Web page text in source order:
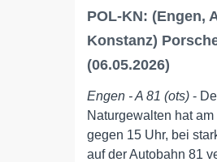
POL-KN: (Engen,
Konstanz)
(06.05.2026)
Engen - A 81 (ots) -
Naturgewalten hat
gegen 15 Uhr, bei
auf der Autobahn 81